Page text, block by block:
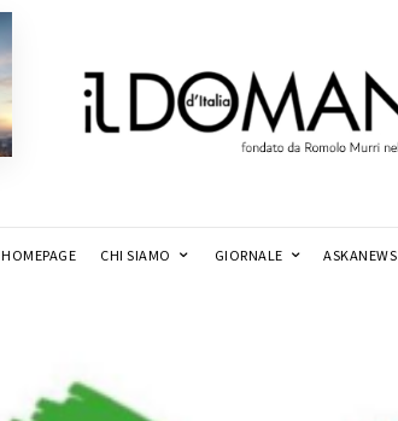
HOMEPAGE CHI SIAMO GIORNALE ASKANEWS